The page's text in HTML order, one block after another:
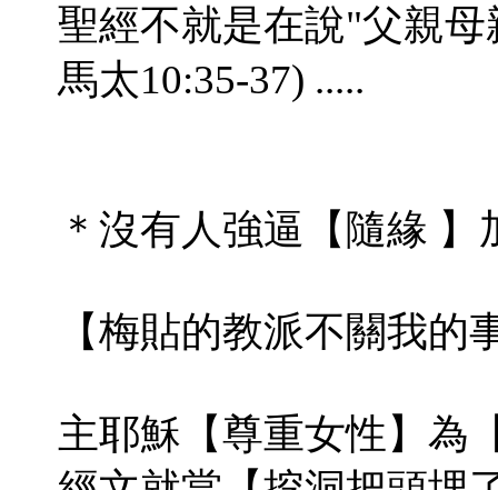
聖經不就是在說"父親
馬太10:35-37) .....
＊沒有人強逼【隨緣
【梅貼的教派不關我
主耶穌【尊重女性】為